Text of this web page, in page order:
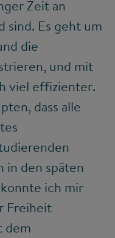
Zeit an
sind. Es geht um
die
und mit
viel effizienter.
dass alle
in den späten
ich mir
Freiheit
dem